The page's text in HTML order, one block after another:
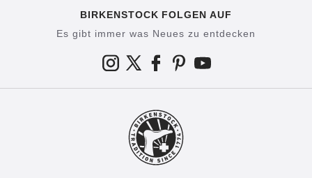
BIRKENSTOCK FOLGEN AUF
Es gibt immer was Neues zu entdecken